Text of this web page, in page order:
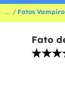
... Fatos
Fato